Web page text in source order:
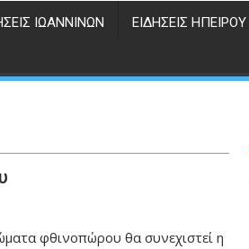
ΙΩΑΝΝΊΝΩΝ ΕΙΔΉΣΕΙΣ ΗΠΕΊΡΟΥ
φθινοπώρου θα συνεχιστεί η